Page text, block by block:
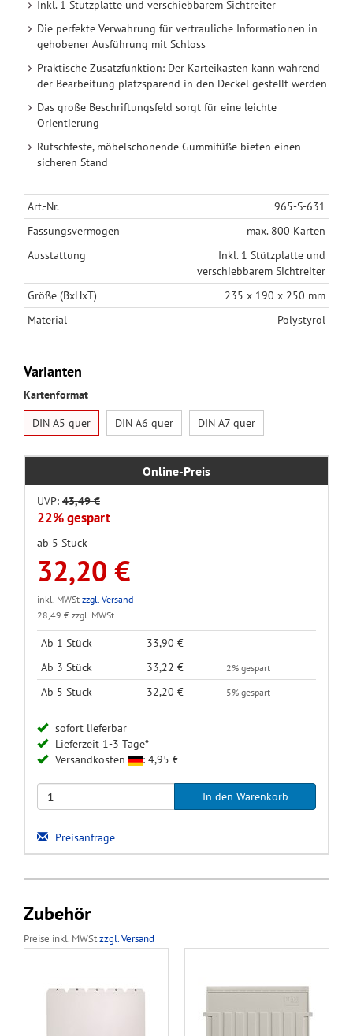
Inkl. 1 Stützplatte und verschiebbarem Sichtreiter
Die perfekte Verwahrung für vertrauliche Informationen in
gehobener Ausführung mit Schloss
Praktische Zusatzfunktion: Der Karteikasten kann während
der Bearbeitung platzsparend in den Deckel gestellt werden
Das große Beschriftungsfeld sorgt für eine leichte
Orientierung
Rutschfeste, möbelschonende Gummifüße bieten einen
sicheren Stand
Art.-Nr.
965-S-631
Fassungsvermögen
max. 800 Karten
Ausstattung
Inkl. 1 Stützplatte und
verschiebbarem Sichtreiter
Größe (BxHxT)
235 x 190 x 250 mm
Material
Polystyrol
Varianten
Kartenformat
DIN A5 quer
DIN A6 quer DIN A7 quer
Online-Preis
UVP: 43,49 €
22% gespart
ab 5 Stück
32,20 €
inkl. MWSt zzgl. Versand
28,49 € zzgl. MWSt
Ab 1 Stück
33,90 €
Ab 3 Stück
33,22 € 2% gespart
Ab 5 Stück 32,20 € 5% gespart
sofort lieferbar
Lieferzeit 1-3 Tage*
Versandkosten
: 4,95 €
Preisanfrage
Zubehör
Preise inkl. MWStzzgl. Versand